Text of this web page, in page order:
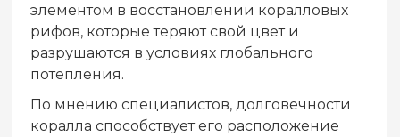
элементом в восстановлении коралловых
рифов, которые теряют свой цвет и
разрушаются в условиях глобального
потепления.
По мнению специалистов, долговечности
коралла способствует его расположение